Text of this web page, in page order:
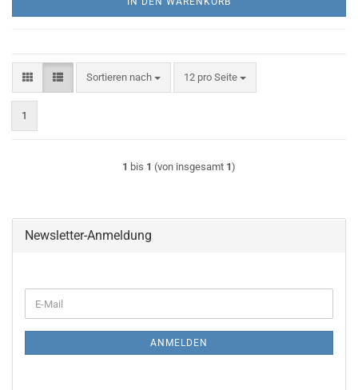
Sortieren nach
Sortieren nach 12 pro Seite
pro Seite
1
1 bis 1 (von insgesamt 1)
Newsletter-Anmeldung
ZUR
E-
Mail
ANMELDEN